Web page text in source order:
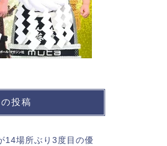
投稿
14場所ぶり3度目の優